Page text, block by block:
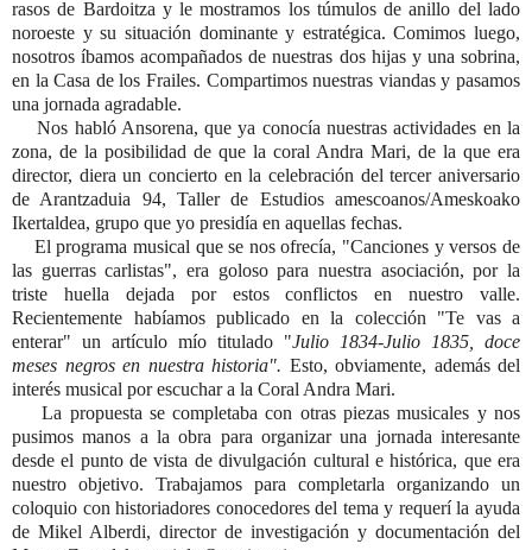
rasos de Bardoitza y le mostramos los túmulos de anillo del lado
noroeste y su situación dominante y estratégica. Comimos luego,
nosotros íbamos acompañados de nuestras dos hijas y una sobrina,
en la Casa de los Frailes. Compartimos nuestras viandas y pasamos
una jornada agradable.
Nos habló Ansorena, que ya conocía nuestras actividades en la
zona, de la posibilidad de que la coral Andra Mari, de la que era
director, diera un concierto en la celebración del tercer aniversario
de Arantzaduia 94, Taller de Estudios amescoanos/Ameskoako
Ikertaldea, grupo que yo presidía en aquellas fechas.
El programa musical que se nos ofrecía, "Canciones y versos de
las guerras carlistas", era goloso para nuestra asociación, por la
triste huella dejada por estos conflictos en nuestro valle.
Recientemente habíamos publicado en la colección "Te vas a
enterar" un artículo mío titulado "Julio 1834-Julio 1835, doce
meses negros en nuestra historia". Esto, obviamente, además del
interés musical por escuchar a la Coral Andra Mari.
La propuesta se completaba con otras piezas musicales y nos
pusimos manos a la obra para organizar una jornada interesante
desde el punto de vista de divulgación cultural e histórica, que era
nuestro objetivo. Trabajamos para completarla organizando un
coloquio con historiadores conocedores del tema y requerí la ayuda
de Mikel Alberdi, director de investigación y documentación del